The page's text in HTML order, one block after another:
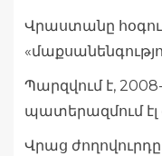
Վրաստանը
Պարզվում է,
պատերազմում
Վրաց